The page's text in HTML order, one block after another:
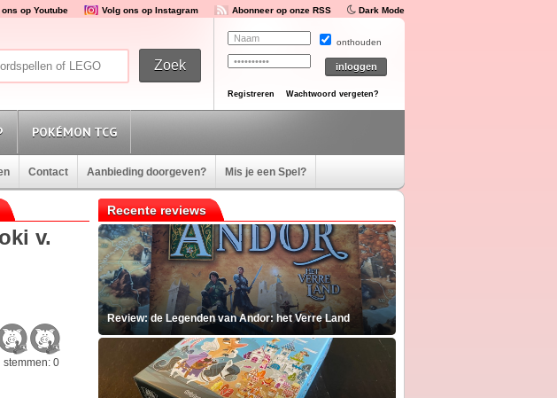
ons op Youtube Volg ons op Instagram Abonneer op onze RSS Dark Mode
onthouden
Registreren Wachtwoord vergeten?
POKÉMON TCG
Contact Aanbieding doorgeven? Mis je een Spel?
v.
stemmen: 0
Recente reviews
Review: de Legenden van Andor: het Verre Land